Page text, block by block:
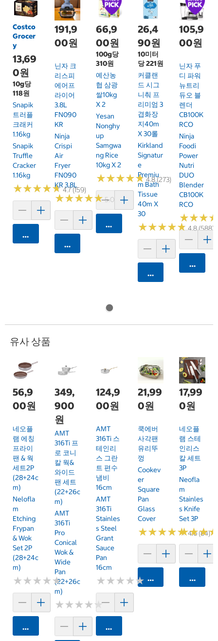
Costco
Grocer
y
13,69
0원
10g당
118원
Snapik
트러플
크래커
1.16kg
Snapik
Truffle
Cracker
1.16kg
★★★★★
★★★★★4.7 (159)
카트에 담기
191,9
00원
닌자 크
리스피
에어프
라이어
3.8L
FN090
KR
Ninja
Crispi
Air
Fryer
FN090
KR 3.8L
★★★★★
★★★★★5.0 (6)
카트에 담기
66,9
00원
100g당
310원
예산농
협 삼광
쌀10kg
X 2
Yesan
Nonghy
Up
Samgwa
Ng Rice
10kg X 2
★★★★★
★★★★★4.8 (273)
카트에 담기
26,4
90원
10미터
당 221원
커클랜
드 시그
니춰 프
리미엄 3
겹화장
지40m
X 30롤
Kirkland
Signatur
E
Premiu
M Bath
Tissue
40m X
30
★★★★★
★★★★★4.8 (588)
카트에 담기
105,9
00원
닌자 푸
디 파워
뉴트리
듀오 블
렌더
CB100K
RCO
Ninja
Foodi
Power
Nutri
DUO
Blender
CB100K
RCO
★★★
★★★
카트에
유사 상품
56,9
00원
네오플
램 에칭
프라이
팬 & 웍
세트2P
(28+24c
M)
Nelofla
M
Etching
Frypan
& Wok
Set 2P
(28+24c
M)
★★★★★
★★★★★
카트에 담기
349,
900
원
AMT
316Ti 프
로 코니
칼 웍&
와이드
팬 세트
(22+26c
M)
AMT
316Ti
Pro
Conical
Wok &
Wide
Pan
(22+26c
M)
★★★★★
★★★★★
124,9
00원
AMT
316Ti 스
테인리
스 그란
트 편수
냄비
16cm
AMT
316Ti
Stainles
S Steel
Grant
Sauce
Pan
16cm
★★★★★
★★★★★
카트에 담기
21,99
0원
쿡에버
사각팬
유리뚜
껑
Cookev
Er
Square
Pan
Glass
Cover
★★★★★
★★★★★4.6 (84)
카트에 담기
17,99
0원
네오플
램 스테
인리스
칼 세트
3P
Neofla
M
Stainles
S Knife
Set 3P
★★★
★★★
카트에